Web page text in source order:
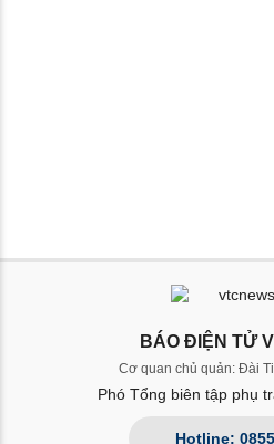
BÁO ĐIỆN TỬ
Cơ quan chủ quản: Đài
Phó Tổng biên tập phụ
Hotline: